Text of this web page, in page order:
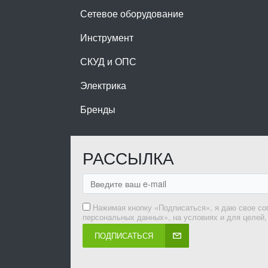
Сетевое оборудование
Инструмент
СКУД и ОПС
Электрика
Бренды
РАССЫЛКА
Нажимая кнопку «Подписаться», я даю свое
персональных данных», на условиях и для
ПОДПИСАТЬСЯ